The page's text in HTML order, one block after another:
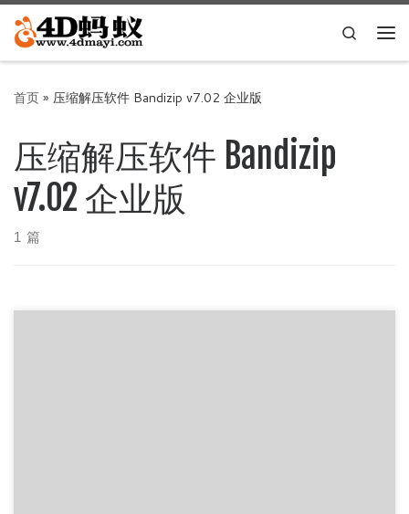
Skip to content
Search
首页» 压缩解压软件 Bandizip v7.02 企业版
压缩解压软件 Bandizip
v7.02 企业版
1 篇